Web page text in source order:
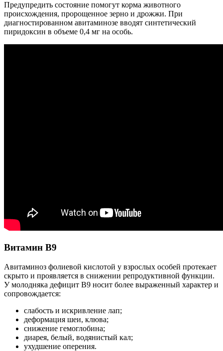
Предупредить состояние помогут корма животного
происхождения, пророщенное зерно и дрожжи. При
диагностированном авитаминозе вводят синтетический
пиридоксин в объеме 0,4 мг на особь.
Витамин В9
Авитаминоз фолиевой кислотой у взрослых особей протекает
скрыто и проявляется в снижении репродуктивной функции.
У молодняка дефицит В9 носит более выраженный характер и
сопровождается:
слабость и искривление лап;
деформация шеи, клюва;
снижение гемоглобина;
диарея, белый, водянистый кал;
ухудшение оперения.